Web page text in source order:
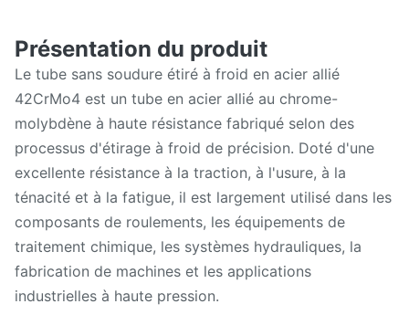
Présentation du produit
Le tube sans soudure étiré à froid en acier allié
42CrMo4 est un tube en acier allié au chrome-
molybdène à haute résistance fabriqué selon des
processus d'étirage à froid de précision. Doté d'une
excellente résistance à la traction, à l'usure, à la
ténacité et à la fatigue, il est largement utilisé dans les
composants de roulements, les équipements de
traitement chimique, les systèmes hydrauliques, la
fabrication de machines et les applications
industrielles à haute pression.